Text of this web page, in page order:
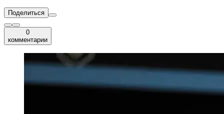
Поделиться
0
комментарии